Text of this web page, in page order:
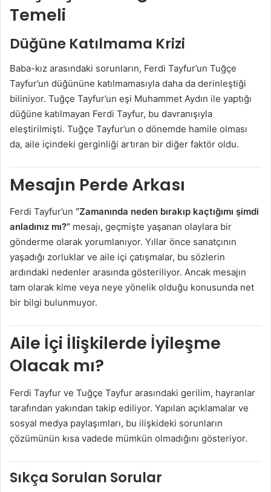
Temeli
Düğüne Katılmama Krizi
Baba-kız arasındaki sorunların, Ferdi Tayfur’un Tuğçe
Tayfur’un düğününe katılmamasıyla daha da derinleştiği
biliniyor. Tuğçe Tayfur’un eşi Muhammet Aydın ile yaptığı
düğüne katılmayan Ferdi Tayfur, bu davranışıyla
eleştirilmişti. Tuğçe Tayfur’un o dönemde hamile olması
da, aile içindeki gerginliği artıran bir diğer faktör oldu.
Mesajın Perde Arkası
Ferdi Tayfur’un “Zamanında neden bırakıp kaçtığımı şimdi
anladınız mı?” mesajı, geçmişte yaşanan olaylara bir
gönderme olarak yorumlanıyor. Yıllar önce sanatçının
yaşadığı zorluklar ve aile içi çatışmalar, bu sözlerin
ardındaki nedenler arasında gösteriliyor. Ancak mesajın
tam olarak kime veya neye yönelik olduğu konusunda net
bir bilgi bulunmuyor.
Aile İçi İlişkilerde İyileşme
Olacak mı?
Ferdi Tayfur ve Tuğçe Tayfur arasındaki gerilim, hayranlar
tarafından yakından takip ediliyor. Yapılan açıklamalar ve
sosyal medya paylaşımları, bu ilişkideki sorunların
çözümünün kısa vadede mümkün olmadığını gösteriyor.
Sıkça Sorulan Sorular